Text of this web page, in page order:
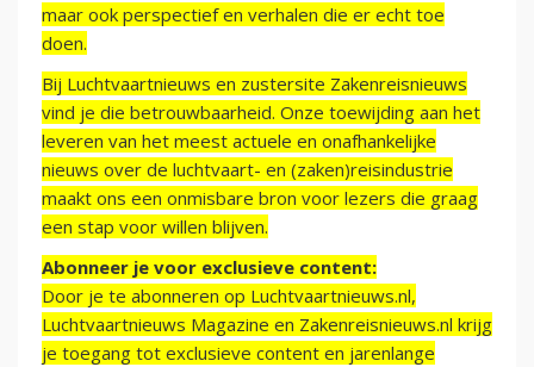
maar ook perspectief en verhalen die er echt toe
doen.
Bij Luchtvaartnieuws en zustersite Zakenreisnieuws
vind je die betrouwbaarheid. Onze toewijding aan het
leveren van het meest actuele en onafhankelijke
nieuws over de luchtvaart- en (zaken)reisindustrie
maakt ons een onmisbare bron voor lezers die graag
een stap voor willen blijven.
Abonneer je voor exclusieve content:
Door je te abonneren op Luchtvaartnieuws.nl,
Luchtvaartnieuws Magazine en Zakenreisnieuws.nl krijg
je toegang tot exclusieve content en jarenlange